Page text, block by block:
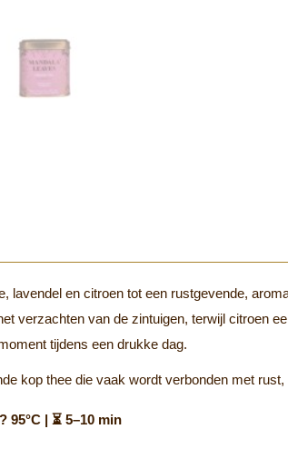
lavendel en citroen tot een rustgevende,
verzachten van de zintuigen, terwijl citroen
tijdens een drukke dag.
kop thee die vaak wordt verbonden met
| ⏳ 5–10 min